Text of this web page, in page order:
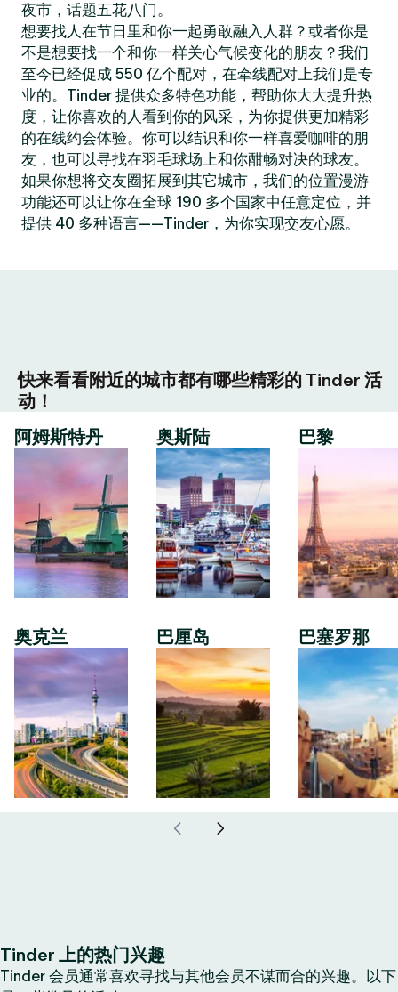
夜市，话题五花八门。
想要找人在节日里和你一起勇敢融入人群？或者你是
不是想要找一个和你一样关心气候变化的朋友？我们
至今已经促成 550 亿个配对，在牵线配对上我们是专
业的。Tinder 提供众多特色功能，帮助你大大提升热
度，让你喜欢的人看到你的风采，为你提供更加精彩
的在线约会体验。你可以结识和你一样喜爱咖啡的朋
友，也可以寻找在羽毛球场上和你酣畅对决的球友。
如果你想将交友圈拓展到其它城市，我们的位置漫游
功能还可以让你在全球 190 多个国家中任意定位，并
提供 40 多种语言——Tinder，为你实现交友心愿。
快来看看附近的城市都有哪些精彩的 Tinder 活
动！
阿姆斯特丹
奥克兰
奥斯陆
巴厘岛
巴黎
巴塞罗那
Tinder 上的热门兴趣
Tinder 会员通常喜欢寻找与其他会员不谋而合的兴趣。以下